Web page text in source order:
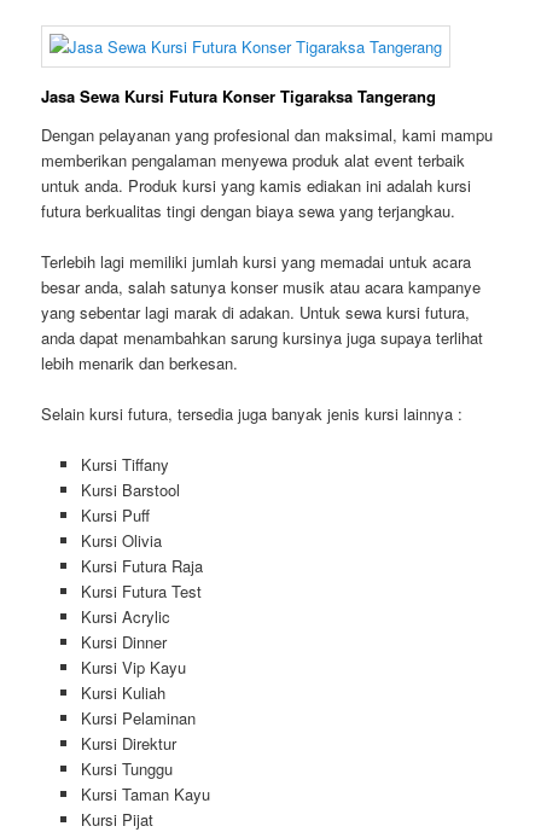
Jasa Sewa Kursi Futura Konser Tigaraksa Tangerang
Dengan pelayanan yang profesional dan maksimal, kami mampu
memberikan pengalaman menyewa produk alat event terbaik
untuk anda. Produk kursi yang kamis ediakan ini adalah kursi
futura berkualitas tingi dengan biaya sewa yang terjangkau.
Terlebih lagi memiliki jumlah kursi yang memadai untuk acara
besar anda, salah satunya konser musik atau acara kampanye
yang sebentar lagi marak di adakan. Untuk sewa kursi futura,
anda dapat menambahkan sarung kursinya juga supaya terlihat
lebih menarik dan berkesan.
Selain kursi futura, tersedia juga banyak jenis kursi lainnya :
Kursi Tiffany
Kursi Barstool
Kursi Puff
Kursi Olivia
Kursi Futura Raja
Kursi Futura Test
Kursi Acrylic
Kursi Dinner
Kursi Vip Kayu
Kursi Kuliah
Kursi Pelaminan
Kursi Direktur
Kursi Tunggu
Kursi Taman Kayu
Kursi Pijat